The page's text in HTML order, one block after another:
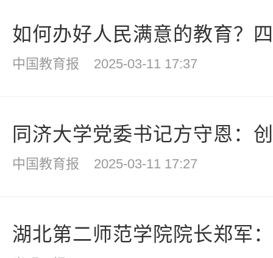
如何办好人民满意的教育？
中国教育报 2025-03-11 17:37
同济大学党委书记方守恩：
中国教育报 2025-03-11 17:27
湖北第二师范学院院长郑军